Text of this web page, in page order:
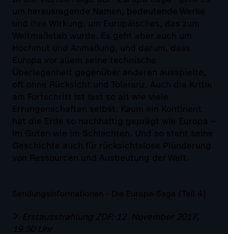
um herausragende Namen, bedeutende Werke
und ihre Wirkung, um Europäisches, das zum
Weltmaßstab wurde. Es geht aber auch um
Hochmut und Anmaßung, und darum, dass
Europa vor allem seine technische
Überlegenheit gegenüber anderen ausspielte,
oft ohne Rücksicht und Toleranz. Auch die Kritik
am Fortschritt ist fast so alt wie viele
Errungenschaften selbst. Kaum ein Kontinent
hat die Erde so nachhaltig geprägt wie Europa –
im Guten wie im Schlechten. Und so steht seine
Geschichte auch für rücksichtslose Plünderung
von Ressourcen und Ausbeutung der Welt.
Sendungsinformationen - Die Europa-Saga (Teil 4)
Erstausstrahlung ZDF: 12. November 2017,
19.30 Uhr